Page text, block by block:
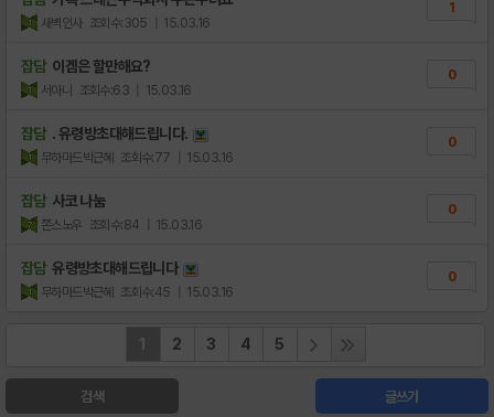
새벽인사 조회수:305 | 15.03.16
1
잡담 이겜은 할만해요?
서아니 조회수:63 | 15.03.16
0
잡담 . 유령방초대해드립니다.
무하마드박근혜 조회수:77 | 15.03.16
0
잡담 사코 나눔
쫀스노우 조회수:84 | 15.03.16
0
잡담 유령방초대해드립니다
무하마드박근혜 조회수:45 | 15.03.16
0
1 2 3 4 5
검색 글쓰기